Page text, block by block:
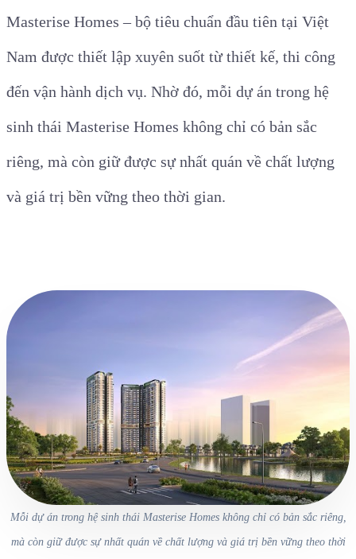
Masterise Homes – bộ tiêu chuẩn đầu tiên tại Việt
Nam được thiết lập xuyên suốt từ thiết kế, thi công
đến vận hành dịch vụ. Nhờ đó, mỗi dự án trong hệ
sinh thái Masterise Homes không chỉ có bản sắc
riêng, mà còn giữ được sự nhất quán về chất lượng
và giá trị bền vững theo thời gian.
Mỗi dự án trong hệ sinh thái Masterise Homes không chỉ có bản sắc riêng,
mà còn giữ được sự nhất quán về chất lượng và giá trị bền vững theo thời